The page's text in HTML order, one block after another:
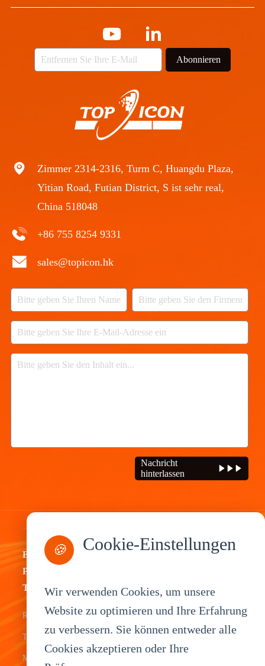
Zimmer 2314-2316, Turm C, Huangdu Plaza,
Yitian Road, Futian District, S ist sehr real,
China 518048
+86 755 8254 9331
sales@topicon.hk
Nachricht
hinterlassen
Abonnieren
By
Product
Type
Rugged
Tablets
Mobile Data
ELD Tablet
By
🍪 Cookie-Einstellungen
Wir verwenden Cookies, um unsere
Website zu optimieren und Ihre Erfahrung
zu verbessern. Sie können entweder alle
Cookies akzeptieren oder Ihre